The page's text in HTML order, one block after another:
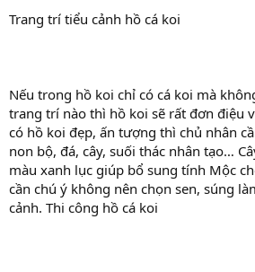
Trang trí tiểu cảnh hồ cá koi
Nếu trong hồ koi chỉ có cá koi mà
trang trí nào thì hồ koi sẽ rất đơn điệu
có hồ koi đẹp, ấn tượng thì chủ nhân
non bộ, đá, cây, suối thác nhân tạo…
màu xanh lục giúp bổ sung tính Mộc
cần chú ý không nên chọn sen, súng
cảnh. Thi công hồ cá koi